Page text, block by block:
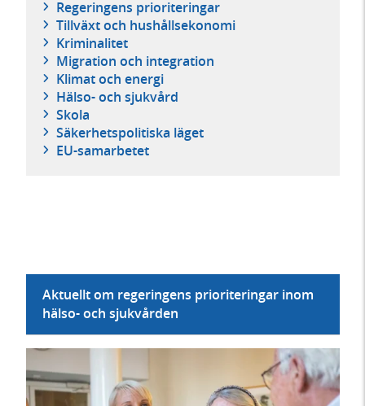
Regeringens prioriteringar
Tillväxt och hushållsekonomi
Kriminalitet
Migration och integration
Klimat och energi
Hälso- och sjukvård
Skola
Säkerhetspolitiska läget
EU-samarbetet
Aktuellt om regeringens prioriteringar inom
hälso- och sjukvården